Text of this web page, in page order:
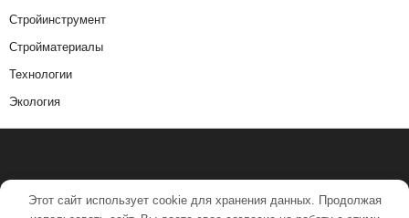
Стройинструмент
Стройматериалы
Технологии
Экология
Этот сайт использует cookie для хранения данных. Продолжая